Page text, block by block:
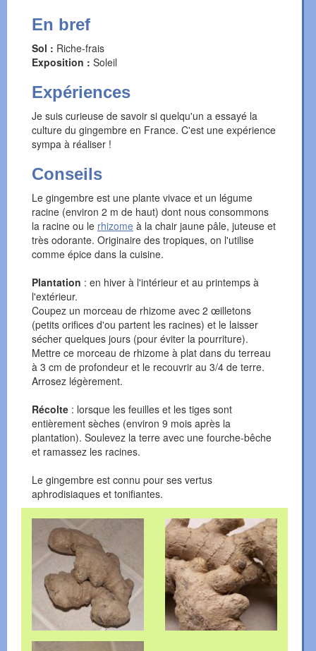
En bref
Sol : Riche-frais
Exposition : Soleil
Expériences
Je suis curieuse de savoir si quelqu'un a essayé la
culture du gingembre en France. C'est une expérience
sympa à réaliser !
Conseils
Le gingembre est une plante vivace et un légume
racine (environ 2 m de haut) dont nous consommons
la racine ou le rhizome à la chair jaune pâle, juteuse et
très odorante. Originaire des tropiques, on l'utilise
comme épice dans la cuisine.
Plantation : en hiver à l'intérieur et au printemps à
l'extérieur.
Coupez un morceau de rhizome avec 2 œilletons
(petits orifices d'ou partent les racines) et le laisser
sécher quelques jours (pour éviter la pourriture).
Mettre ce morceau de rhizome à plat dans du terreau
à 3 cm de profondeur et le recouvrir au 3/4 de terre.
Arrosez légèrement.
Récolte : lorsque les feuilles et les tiges sont
entièrement sèches (environ 9 mois après la
plantation). Soulevez la terre avec une fourche-bêche
et ramassez les racines.
Le gingembre est connu pour ses vertus
aphrodisiaques et tonifiantes.